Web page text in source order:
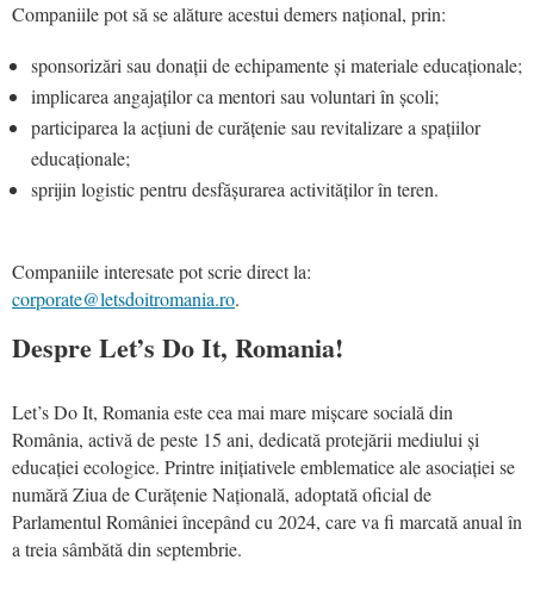
Companiile pot să se alăture acestui demers național, prin:
sponsorizări sau donații de echipamente și materiale educaționale;
implicarea angajaților ca mentori sau voluntari în școli;
participarea la acțiuni de curățenie sau revitalizare a spațiilor
educaționale;
sprijin logistic pentru desfășurarea activităților în teren.
Companiile interesate pot scrie direct la:
corporate@letsdoitromania.ro.
Despre Let’s Do It, Romania!
Let’s Do It, Romania este cea mai mare mișcare socială din
România, activă de peste 15 ani, dedicată protejării mediului și
educației ecologice. Printre inițiativele emblematice ale asociației se
numără Ziua de Curățenie Națională, adoptată oficial de
Parlamentul României începând cu 2024, care va fi marcată anual în
a treia sâmbătă din septembrie.